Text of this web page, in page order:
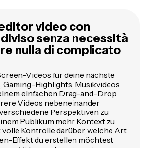
video con
senza necessità
nulla di complicato
Videos für deine nächste
Gaming-Highlights, Musikvideos
einfachen Drag-and-Drop
Videos nebeneinander
Perspektiven zu
Publikum mehr Kontext zu
volle Kontrolle darüber, welche Art
Effekt du erstellen möchtest